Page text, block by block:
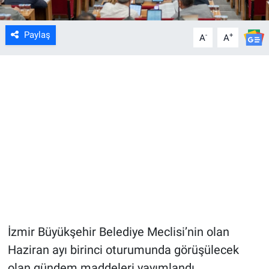
Paylaş A- A+
İzmir Büyükşehir Belediye Meclisi’nin olan
Haziran ayı birinci oturumunda görüşülecek